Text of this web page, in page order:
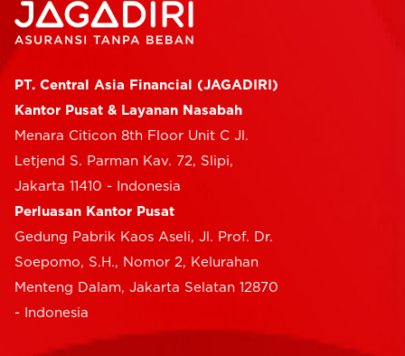
PT. Central Asia Financial (JAGADIRI)
Kantor Pusat & Layanan Nasabah
Menara Citicon 8th Floor Unit C Jl.
Letjend S. Parman Kav. 72, Slipi,
Jakarta 11410 - Indonesia
Perluasan Kantor Pusat
Gedung Pabrik Kaos Aseli, Jl. Prof. Dr.
Soepomo, S.H., Nomor 2, Kelurahan
Menteng Dalam, Jakarta Selatan 12870
- Indonesia